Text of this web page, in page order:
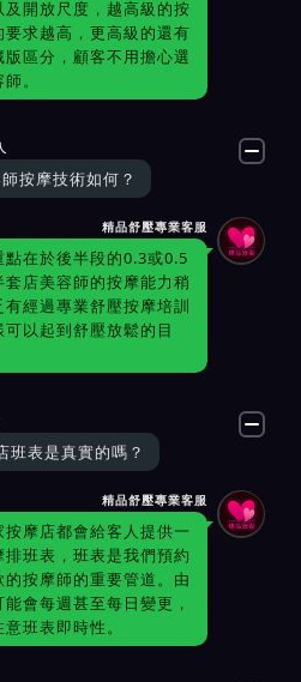
及開放尺度，越高級的按
要求越高，更高級的還有
區分，顧客不用擔心選
。
按摩技術如何？
精品舒壓專業客服
在於後半段的0.3或0.5
店美容師的按摩能力稍
經過專業舒壓按摩培訓
以起到舒壓放鬆的目
班表是真實的嗎？
精品舒壓專業客服
摩店都會給客人提供一
班表，班表是我們預約
按摩師的重要管道。由
會每週甚至每日變更，
班表即時性。